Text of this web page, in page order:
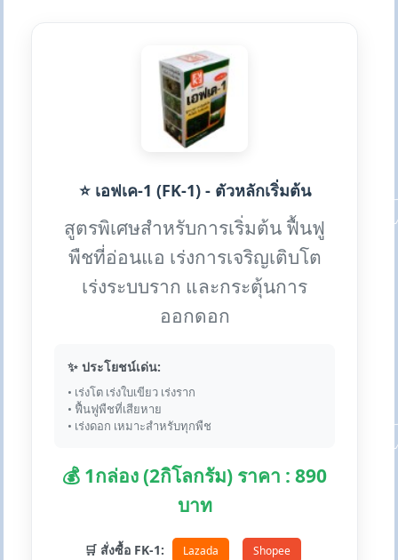
⭐ เอฟเค-1 (FK-1) - ตัวหลักเริ่มต้น
สูตรพิเศษสำหรับการเริ่มต้น ฟื้นฟู
พืชที่อ่อนแอ เร่งการเจริญเติบโต
เร่งระบบราก และกระตุ้นการ
ออกดอก
✨ ประโยชน์เด่น:
• เร่งโต เร่งใบเขียว เร่งราก
• ฟื้นฟูพืชที่เสียหาย
• เร่งดอก เหมาะสำหรับทุกพืช
💰 1กล่อง (2กิโลกรัม) ราคา : 890
บาท
🛒 สั่งซื้อ FK-1: Lazada Shopee